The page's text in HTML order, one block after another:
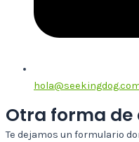
Otra forma
Te dejamos un formulario